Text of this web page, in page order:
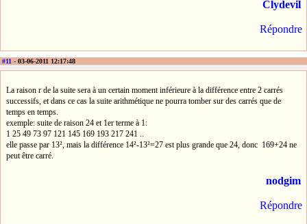
Clydevil
Répondre
#11 - 03-06-2011 12:17:48
La raison r de la suite sera à un certain moment inférieure à la différence entre 2 carrés
successifs, et dans ce cas la suite arithmétique ne pourra tomber sur des carrés que de
temps en temps.
exemple: suite de raison 24 et 1er terme à 1:
1 25 49 73 97 121 145 169 193 217 241 ..
elle passe par 13², mais la différence 14²-13²=27 est plus grande que 24, donc 169+24 ne
peut être carré.
nodgim
Répondre